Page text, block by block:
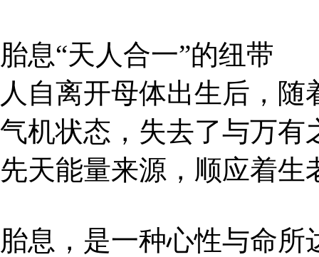
胎息“天人合一”的纽带
人自离开母体出生后，
气机状态，失去了与万有
先天能量来源，顺应着
胎息，是一种心性与命